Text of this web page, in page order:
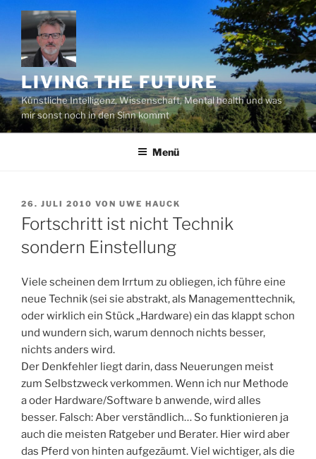
Zum
Inhalt
springen
LIVING THE FUTURE
Künstliche Intelligenz, Wissenschaft, Mental health und was
mir sonst noch in den Sinn kommt
Menü
VERÖFFENTLICHT
AM
26. JULI 2010 VON UWE HAUCK
Fortschritt ist nicht Technik
sondern Einstellung
Viele scheinen dem Irrtum zu obliegen, ich führe eine
neue Technik (sei sie abstrakt, als Managementtechnik,
oder wirklich ein Stück „Hardware) ein das klappt schon
und wundern sich, warum dennoch nichts besser,
nichts anders wird.
Der Denkfehler liegt darin, dass Neuerungen meist
zum Selbstzweck verkommen. Wenn ich nur Methode
a oder Hardware/Software b anwende, wird alles
besser. Falsch: Aber verständlich… So funktionieren ja
auch die meisten Ratgeber und Berater. Hier wird aber
das Pferd von hinten aufgezäumt. Viel wichtiger, als die